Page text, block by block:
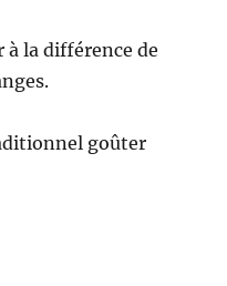
à la différence de
goûter